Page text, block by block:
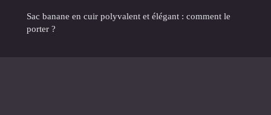
Sac banane en cuir polyvalent et élégant : comment le
porter ?